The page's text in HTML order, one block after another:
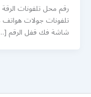
رقم محل تلفونات
تلفونات جولات هواتف
شاشة فك قفل الرقم